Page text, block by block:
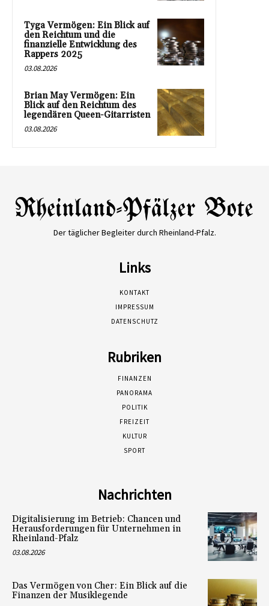
Tyga Vermögen: Ein Blick auf
den Reichtum und die
finanzielle Entwicklung des
Rappers 2025
03.08.2026
Brian May Vermögen: Ein
Blick auf den Reichtum des
legendären Queen-Gitarristen
03.08.2026
Der täglicher Begleiter durch Rheinland-Pfalz.
Links
KONTAKT
IMPRESSUM
DATENSCHUTZ
Rubriken
FINANZEN
PANORAMA
POLITIK
FREIZEIT
KULTUR
SPORT
Nachrichten
Digitalisierung im Betrieb: Chancen und
Herausforderungen für Unternehmen in
Rheinland-Pfalz
03.08.2026
Das Vermögen von Cher: Ein Blick auf die
Finanzen der Musiklegende